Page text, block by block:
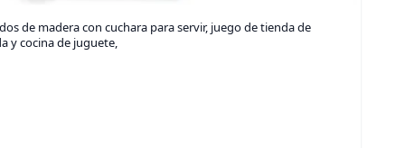
de madera con cuchara para servir, juego de tienda de
y cocina de juguete,